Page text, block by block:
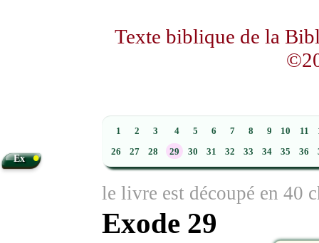
Texte biblique de la
1 2 3 4 5 6 7 8 9 10 11
26 27 28 29 30 31 32 33 34 35 36
le livre est découpé en 40
Exode 29
Ex •